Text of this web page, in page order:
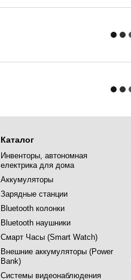
Каталог
Инвенторы, автономная
електрика для дома
Аккумуляторы
Зарядные станции
Bluetooth колонки
Bluetooth наушники
Смарт Часы (Smart Watch)
Внешние аккумуляторы (Power
Bank)
Системы видеонаблюдения